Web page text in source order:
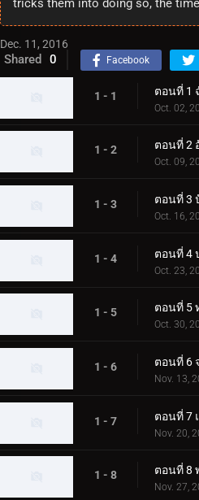
Dec. 11, 2016
Shared 0 Facebook
1 - 1 ตอนที่ 1
Oct. 02,
1 - 2 ตอนที่ 2
Oct. 09,
1 - 3 ตอนที่ 3
Oct. 16,
1 - 4 ตอนที่ 4
Oct. 23,
1 - 5 ตอนที่ 5
Oct. 30,
1 - 6 ตอนที่ 6
Nov. 13,
1 - 7 ตอนที่ 7
Nov. 20,
1 - 8 ตอนที่ 8
Nov. 27,